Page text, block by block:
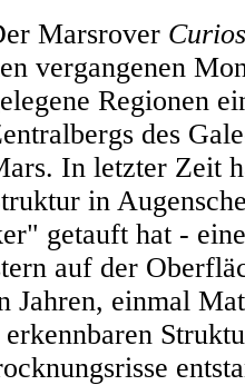
Marsrover
vergangenen
Regionen
des
In letzter Zeit
in
getauft hat -
auf der
einmal